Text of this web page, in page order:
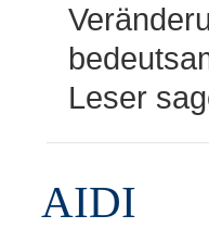
Leser
AIDI